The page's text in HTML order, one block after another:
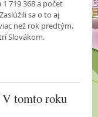
719 368 a počet
sa o to aj
než rok predtým.
Slovákom.
V tomto roku